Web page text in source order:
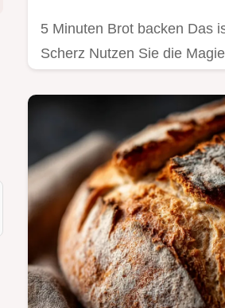
5 Minuten Brot backen Das
Scherz Nutzen Sie die